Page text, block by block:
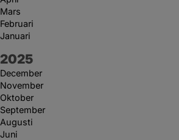
Mars
Februari
Januari
År:
2025
December
November
Oktober
September
Augusti
Juni